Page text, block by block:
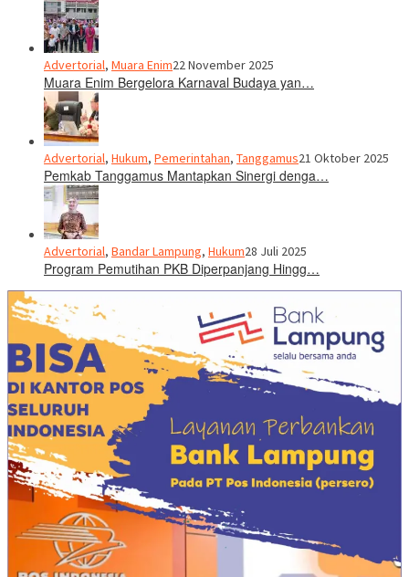
Advertorial, Muara Enim22 November 2025
Muara Enim Bergelora Karnaval Budaya yan…
Advertorial, Hukum, Pemerintahan, Tanggamus21 Oktober 2025
Pemkab Tanggamus Mantapkan Sinergi denga…
Advertorial, Bandar Lampung, Hukum28 Juli 2025
Program Pemutihan PKB Diperpanjang Hingg…